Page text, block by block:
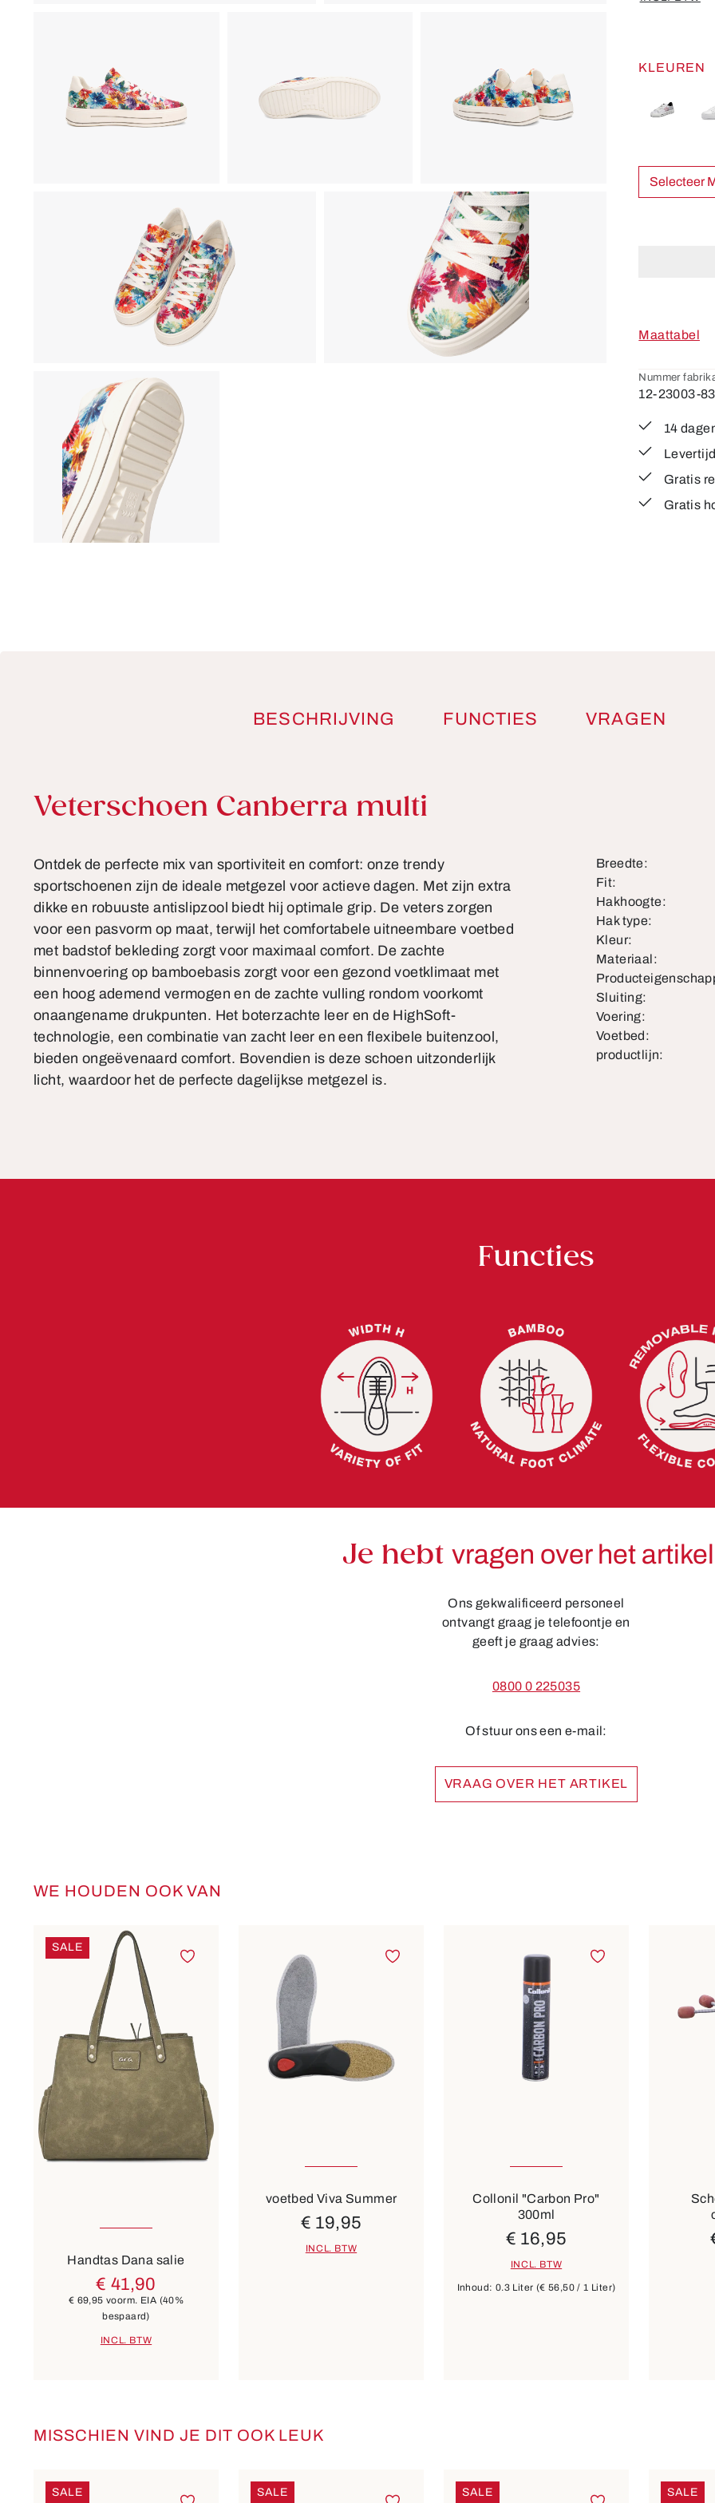
KLEUREN
Maattabel
Nummer
12-23003-83
14
Gratis
Gratis
BESCHRIJVING FUNCTIES VRAGEN
Productinformatie
Veterschoen Canberra multi
Ontdek de perfecte mix van sportiviteit en comfort: onze trendy
sportschoenen zijn de ideale metgezel voor actieve dagen. Met zijn extra
dikke en robuuste antislipzool biedt hij optimale grip. De veters zorgen
voor een pasvorm op maat, terwijl het comfortabele uitneembare voetbed
met badstof bekleding zorgt voor maximaal comfort. De zachte
binnenvoering op bamboebasis zorgt voor een gezond voetklimaat met
een hoog ademend vermogen en de zachte vulling rondom voorkomt
onaangename drukpunten. Het boterzachte leer en de HighSoft-
technologie, een combinatie van zacht leer en een flexibele buitenzool,
bieden ongeëvenaard comfort. Bovendien is deze schoen uitzonderlijk
licht, waardoor het de perfecte dagelijkse metgezel is.
Breedte:
Fit:
Hakhoogte:
Hak type:
Kleur:
Materiaal:
Sluiting:
Voering:
Voetbed:
productlijn:
Functies
Je hebt vragen over het
Ons gekwalificeerd personeel
ontvangt graag je telefoontje en
geeft je graag advies:
0800 0 225035
Of stuur ons een e-mail:
VRAAG OVER HET ARTIKEL
Productgalerij overslaan
WE HOUDEN OOK VAN
SALE
7 Kleuren
Handtas Dana salie
€ 41,90
€ 69,95 voorm. EIA (40%
bespaard)
INCL. BTW
voetbed Viva Summer
€ 19,95
INCL. BTW
Collonil "Carbon Pro"
300ml
Inhoud: 0.3 Liter (€ 56,50 / 1 Liter)
€ 16,95
INCL. BTW
Productgalerij overslaan
MISSCHIEN VIND JE DIT OOK LEUK
SALE SALE SALE SALE